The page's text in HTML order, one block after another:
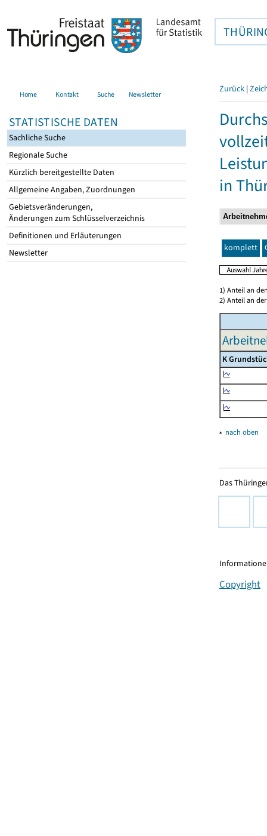
Home Kontakt Suche Newsletter
STATISTISCHE DATEN
Sachliche Suche
Regionale Suche
Kürzlich bereitgestellte Daten
Allgemeine Angaben, Zuordnungen
Gebietsveränderungen,
Änderungen zum Schlüsselverzeichnis
Definitionen und Erläuterungen
Newsletter
Zurück |
in
komplett
1) Anteil an
2) Anteil an
K
▴ nach oben
Das
Copyright